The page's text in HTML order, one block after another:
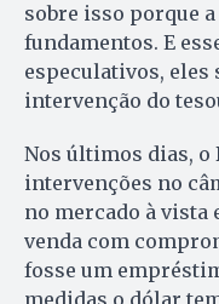
sobre isso porque
fundamentos. E
especulativos, eles
intervenção do
Nos últimos dias, o
intervenções no
no mercado à vista
venda com
fosse um